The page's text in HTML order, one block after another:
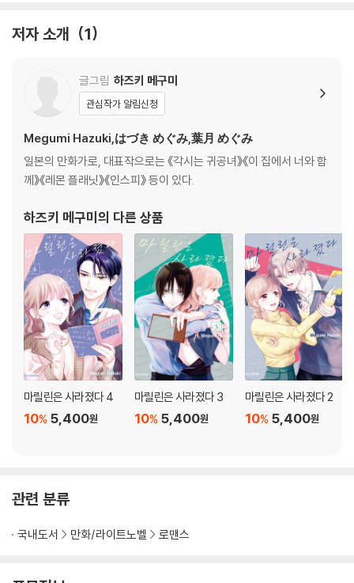
저자 소개 1
글그림 하즈키 메구미
관심작가 알림신청
Megumi Hazuki,はづき めぐみ,葉月 めぐみ
일본의 만화가로, 대표작으로는 《각시는 귀공녀》《이 집에서 너와 함
께》《레몬 플래닛》《인스피》 등이 있다.
하즈키 메구미 의 다른 상품
마릴린은 사라졌다 4
5,400원
10%
마릴린은 사라졌다 3
5,400원
10%
마릴린은 사라졌다 2
5,400원
10%
관련 분류
국내도서 만화/라이트노벨 로맨스